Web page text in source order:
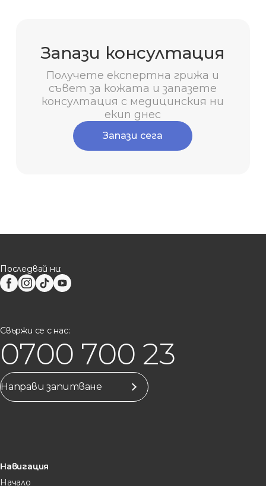
Запази консултация
Получете експертна грижа и
съвет за кожата и запазете
консултация с медицинския ни
екип днес
Запази сега
Последвай ни:
Свържи се с нас:
0700 700 23
Направи запитване
Навигация
Начало